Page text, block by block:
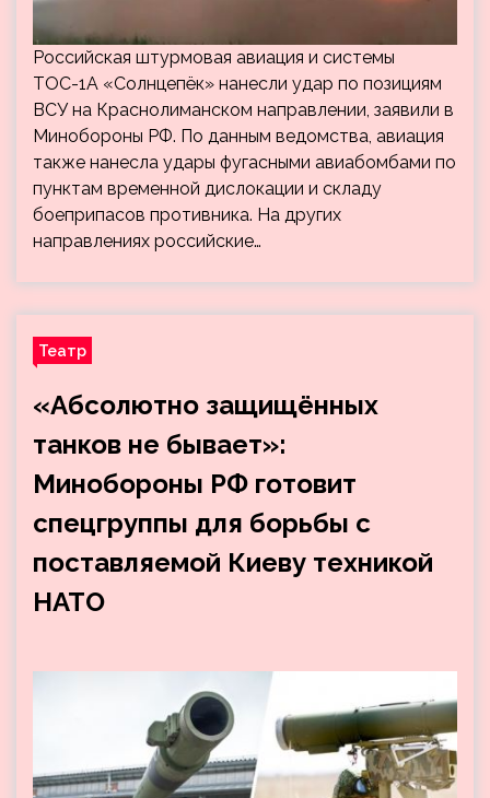
Российская штурмовая авиация и системы
ТОС-1А «Солнцепёк» нанесли удар по позициям
ВСУ на Краснолиманском направлении, заявили в
Минобороны РФ. По данным ведомства, авиация
также нанесла удары фугасными авиабомбами по
пунктам временной дислокации и складу
боеприпасов противника. На других
направлениях российские…
Театр
«Абсолютно защищённых
танков не бывает»:
Минобороны РФ готовит
спецгруппы для борьбы с
поставляемой Киеву техникой
НАТО